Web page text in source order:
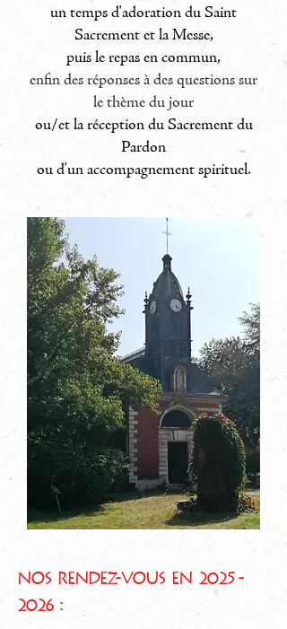
un temps d'adoration du Saint
Sacrement et la Messe,
puis le repas en commun,
enfin des réponses à des questions sur
le thème du jour
ou/et la réception du Sacrement du
Pardon
ou d'un accompagnement spirituel.
Nos rendez-vous en 2025-
2026 :